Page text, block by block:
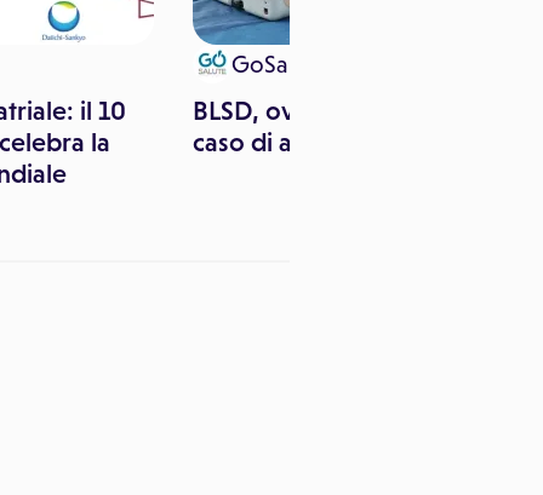
il 10
la
GoSalute
BLSD, ovvero cosa fare in
caso di arresto cardiaco